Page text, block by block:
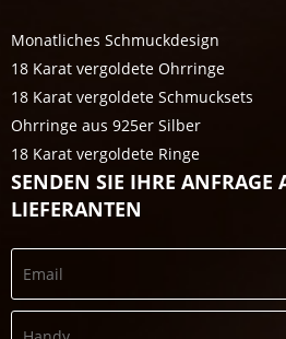
Monatliches Schmuckdesign
18 Karat vergoldete Ohrringe
18 Karat vergoldete Schmucksets
Ohrringe aus 925er Silber
18 Karat vergoldete Ringe
SENDEN SIE IHRE ANFRAGE
LIEFERANTEN